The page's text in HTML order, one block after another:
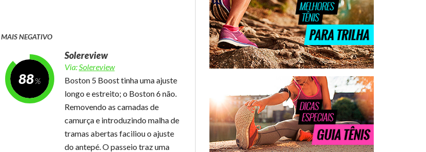
MAIS NEGATIVO
88
Solereview
Via:Solereview
Boston 5 Boost tinha uma ajuste
longo e estreito; o Boston 6 não.
Removendo as camadas de
camurça e introduzindo malha de
tramas abertas faciliou o ajuste
do antepé. O passeio traz uma